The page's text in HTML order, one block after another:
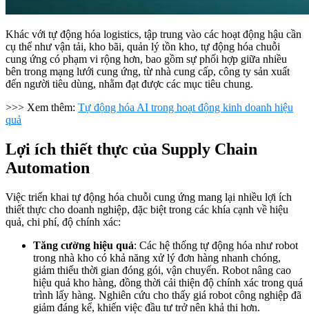
Khác với tự động hóa logistics, tập trung vào các hoạt động hậu cần
cụ thể như vận tải, kho bãi, quản lý tồn kho, tự động hóa chuỗi
cung ứng có phạm vi rộng hơn, bao gồm sự phối hợp giữa nhiều
bên trong mạng lưới cung ứng, từ nhà cung cấp, công ty sản xuất
đến người tiêu dùng, nhằm đạt được các mục tiêu chung.
>>> Xem thêm: Tự động hóa AI trong hoạt động kinh doanh hiệu
quả
Lợi ích thiết thực của Supply Chain
Automation
Việc triển khai tự động hóa chuỗi cung ứng mang lại nhiều lợi ích
thiết thực cho doanh nghiệp, đặc biệt trong các khía cạnh về hiệu
quả, chi phí, độ chính xác:
Tăng cường hiệu quả: Các hệ thống tự động hóa như robot
trong nhà kho có khả năng xử lý đơn hàng nhanh chóng,
giảm thiểu thời gian đóng gói, vận chuyển. Robot nâng cao
hiệu quả kho hàng, đồng thời cải thiện độ chính xác trong quá
trình lấy hàng. Nghiên cứu cho thấy giá robot công nghiệp đã
giảm đáng kể, khiến việc đầu tư trở nên khả thi hơn.